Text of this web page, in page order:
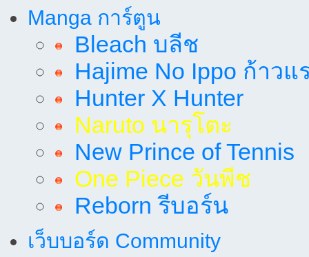
Manga การ์ตูน
Bleach บลีช
Hajime No Ippo ก้าวแ
Hunter X Hunter
Naruto นารุโตะ
New Prince of Tennis
One Piece วันพีช
Reborn รีบอร์น
เว็บบอร์ด Community